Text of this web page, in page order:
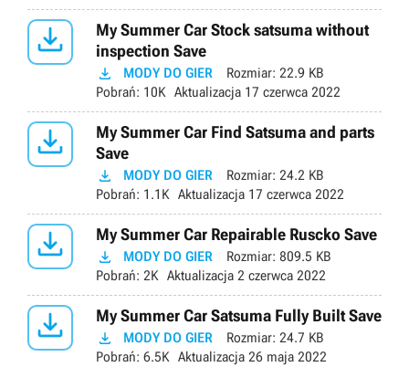

My Summer Car Stock satsuma without
inspection Save
 MODY DO GIER Rozmiar: 22.9 KB
Pobrań: 10K Aktualizacja 17 czerwca 2022

My Summer Car Find Satsuma and parts
Save
 MODY DO GIER Rozmiar: 24.2 KB
Pobrań: 1.1K Aktualizacja 17 czerwca 2022
 My Summer Car Repairable Ruscko Save
 MODY DO GIER Rozmiar: 809.5 KB
Pobrań: 2K Aktualizacja 2 czerwca 2022
 My Summer Car Satsuma Fully Built Save
 MODY DO GIER Rozmiar: 24.7 KB
Pobrań: 6.5K Aktualizacja 26 maja 2022